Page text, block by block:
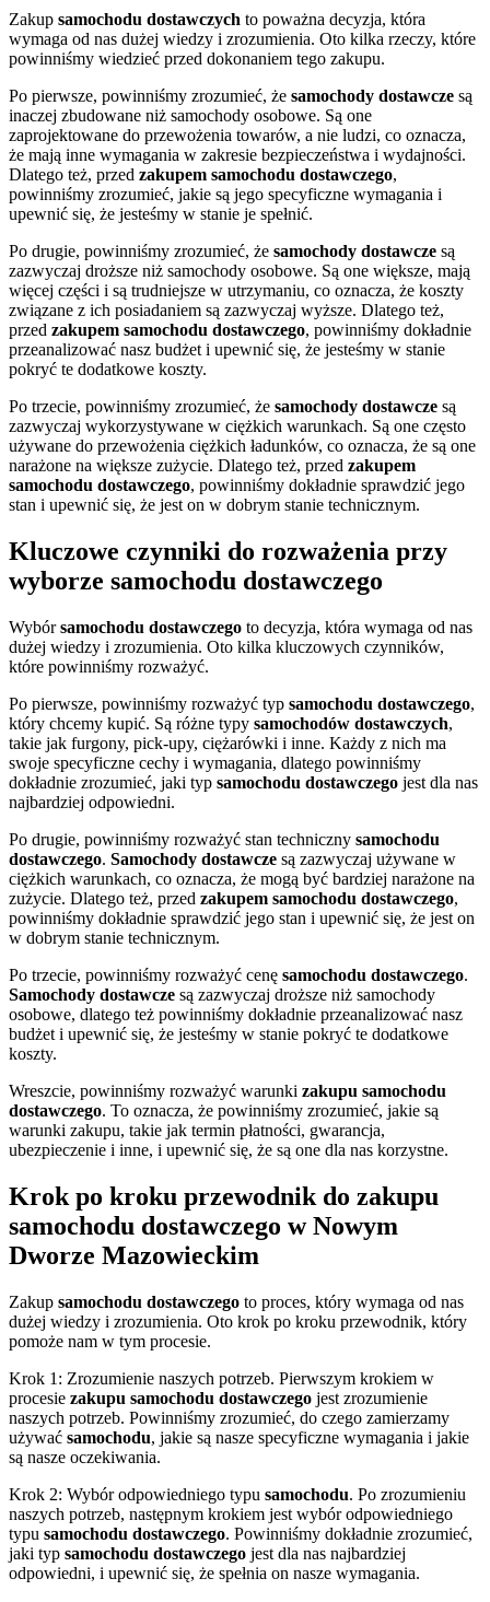
Zakup samochodu dostawczych to poważna decyzja, która
wymaga od nas dużej wiedzy i zrozumienia. Oto kilka rzeczy, które
powinniśmy wiedzieć przed dokonaniem tego zakupu.
Po pierwsze, powinniśmy zrozumieć, że samochody dostawcze są
inaczej zbudowane niż samochody osobowe. Są one
zaprojektowane do przewożenia towarów, a nie ludzi, co oznacza,
że mają inne wymagania w zakresie bezpieczeństwa i wydajności.
Dlatego też, przed zakupem samochodu dostawczego,
powinniśmy zrozumieć, jakie są jego specyficzne wymagania i
upewnić się, że jesteśmy w stanie je spełnić.
Po drugie, powinniśmy zrozumieć, że samochody dostawcze są
zazwyczaj droższe niż samochody osobowe. Są one większe, mają
więcej części i są trudniejsze w utrzymaniu, co oznacza, że koszty
związane z ich posiadaniem są zazwyczaj wyższe. Dlatego też,
przed zakupem samochodu dostawczego, powinniśmy dokładnie
przeanalizować nasz budżet i upewnić się, że jesteśmy w stanie
pokryć te dodatkowe koszty.
Po trzecie, powinniśmy zrozumieć, że samochody dostawcze są
zazwyczaj wykorzystywane w ciężkich warunkach. Są one często
używane do przewożenia ciężkich ładunków, co oznacza, że są one
narażone na większe zużycie. Dlatego też, przed zakupem
samochodu dostawczego, powinniśmy dokładnie sprawdzić jego
stan i upewnić się, że jest on w dobrym stanie technicznym.
Kluczowe czynniki do rozważenia przy
wyborze samochodu dostawczego
Wybórsamochodu dostawczego to decyzja, która wymaga od nas
dużej wiedzy i zrozumienia. Oto kilka kluczowych czynników,
które powinniśmy rozważyć.
Po pierwsze, powinniśmy rozważyć typ samochodu dostawczego,
który chcemy kupić. Są różne typy samochodów dostawczych,
takie jak furgony, pick-upy, ciężarówki i inne. Każdy z nich ma
swoje specyficzne cechy i wymagania, dlatego powinniśmy
dokładnie zrozumieć, jaki typ samochodu dostawczego jest dla nas
najbardziej odpowiedni.
Po drugie, powinniśmy rozważyć stan techniczny samochodu
dostawczego. Samochody dostawcze są zazwyczaj używane w
ciężkich warunkach, co oznacza, że mogą być bardziej narażone na
zużycie. Dlatego też, przed zakupem samochodu dostawczego,
powinniśmy dokładnie sprawdzić jego stan i upewnić się, że jest on
w dobrym stanie technicznym.
Po trzecie, powinniśmy rozważyć cenę samochodu dostawczego.
Samochody dostawcze są zazwyczaj droższe niż samochody
osobowe, dlatego też powinniśmy dokładnie przeanalizować nasz
budżet i upewnić się, że jesteśmy w stanie pokryć te dodatkowe
koszty.
Wreszcie, powinniśmy rozważyć warunki zakupu samochodu
dostawczego. To oznacza, że powinniśmy zrozumieć, jakie są
warunki zakupu, takie jak termin płatności, gwarancja,
ubezpieczenie i inne, i upewnić się, że są one dla nas korzystne.
Krok po kroku przewodnik do zakupu
samochodu dostawczego w Nowym
Dworze Mazowieckim
Zakup samochodu dostawczego to proces, który wymaga od nas
dużej wiedzy i zrozumienia. Oto krok po kroku przewodnik, który
pomoże nam w tym procesie.
Krok 1: Zrozumienie naszych potrzeb. Pierwszym krokiem w
procesie zakupu samochodu dostawczego jest zrozumienie
naszych potrzeb. Powinniśmy zrozumieć, do czego zamierzamy
używać samochodu, jakie są nasze specyficzne wymagania i jakie
są nasze oczekiwania.
Krok 2: Wybór odpowiedniego typu samochodu. Po zrozumieniu
naszych potrzeb, następnym krokiem jest wybór odpowiedniego
typu samochodu dostawczego. Powinniśmy dokładnie zrozumieć,
jaki typ samochodu dostawczego jest dla nas najbardziej
odpowiedni, i upewnić się, że spełnia on nasze wymagania.